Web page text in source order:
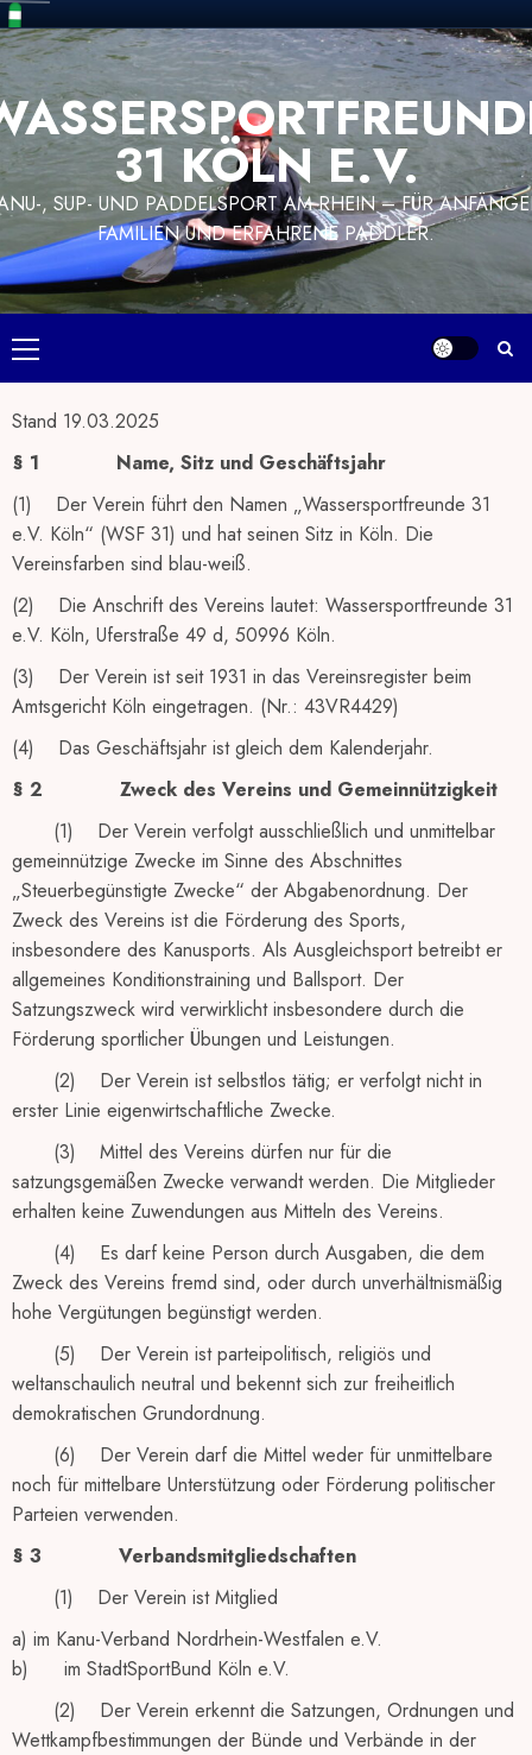
Zum
Inhalt
springen
31 KÖLN E.V.
, SUP- UND PADDELSPORT AM RHEIN – FÜR
FAMILIEN UND ERFAHRENE PADDLER.
Primäres
Menü
Stand 19.03.2025
§ 1
Name, Sitz und Geschäftsjahr
(1) Der Verein führt den Namen „Wassersportfreunde 31
e.V. Köln“ (WSF 31) und hat seinen Sitz in Köln. Die
Vereinsfarben sind blau-weiß.
(2) Die Anschrift des Vereins lautet: Wassersportfreunde 31
e.V. Köln, Uferstraße 49 d, 50996 Köln.
(3) Der Verein ist seit 1931 in das Vereinsregister beim
Amtsgericht Köln eingetragen. (Nr.: 43VR4429)
(4) Das Geschäftsjahr ist gleich dem Kalenderjahr.
§ 2
Zweck des Vereins und Gemeinnützigkeit
(1) Der Verein verfolgt ausschließlich und unmittelbar
gemeinnützige Zwecke im Sinne des Abschnittes
„Steuerbegünstigte Zwecke“ der Abgabenordnung. Der
Zweck des Vereins ist die Förderung des Sports,
insbesondere des Kanusports. Als Ausgleichsport betreibt er
allgemeines Konditionstraining und Ballsport. Der
Satzungszweck wird verwirklicht insbesondere durch die
Förderung sportlicher Übungen und Leistungen.
(2) Der Verein ist selbstlos tätig; er verfolgt nicht in
erster Linie eigenwirtschaftliche Zwecke.
(3) Mittel des Vereins dürfen nur für die
satzungsgemäßen Zwecke verwandt werden. Die Mitglieder
erhalten keine Zuwendungen aus Mitteln des Vereins.
(4) Es darf keine Person durch Ausgaben, die dem
Zweck des Vereins fremd sind, oder durch unverhältnismäßig
hohe Vergütungen begünstigt werden.
(5) Der Verein ist parteipolitisch, religiös und
weltanschaulich neutral und bekennt sich zur freiheitlich
demokratischen Grundordnung.
(6) Der Verein darf die Mittel weder für unmittelbare
noch für mittelbare Unterstützung oder Förderung politischer
Parteien verwenden.
§ 3
Verbandsmitgliedschaften
(1) Der Verein ist Mitglied
a) im Kanu-Verband Nordrhein-Westfalen e.V.
b) im StadtSportBund Köln e.V.
(2) Der Verein erkennt die Satzungen, Ordnungen und
Wettkampfbestimmungen der Bünde und Verbände in der